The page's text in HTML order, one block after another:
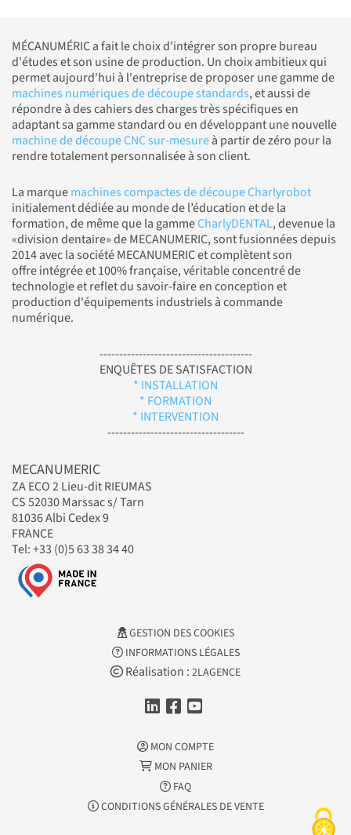
MÉCANUMÉRIC a fait le choix d'intégrer son propre bureau
d'études et son usine de production. Un choix ambitieux qui
permet aujourd'hui à l'entreprise de proposer une gamme de
machines numériques de découpe standards, et aussi de
répondre à des cahiers des charges très spécifiques en
adaptant sa gamme standard ou en développant une nouvelle
machine de découpe CNC sur-mesureà partir de zéro pour la
rendre totalement personnalisée à son client.
La marquemachines compactes de découpe Charlyrobot
initialement dédiée au monde de l’éducation et de la
formation, de même que la gammeCharlyDENTAL, devenue la
«division dentaire» de MECANUMERIC, sont fusionnées depuis
2014 avec la société MECANUMERIC et complètent son
offre intégrée et 100% française, véritable concentré de
technologie et reflet du savoir-faire en conception et
production d'équipements industriels à commande
numérique.
---------------------------------------
ENQUÊTES DE SATISFACTION
* INSTALLATION
* FORMATION
* INTERVENTION
-----------------------------------
MECANUMERIC
ZA ECO 2 Lieu-dit RIEUMAS
CS 52030 Marssac s/ Tarn
81036 Albi Cedex 9
FRANCE
Tel: +33 (0)5 63 38 34 40
GESTION DES COOKIES
INFORMATIONS LÉGALES
Réalisation : 2LAGENCE
MON COMPTE
MON PANIER
FAQ
CONDITIONS GÉNÉRALES DE VENTE